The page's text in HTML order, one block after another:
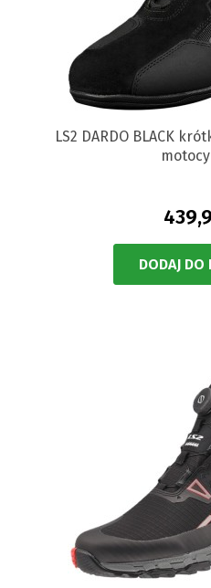
LS2 DARDO BLACK
DODAJ DO